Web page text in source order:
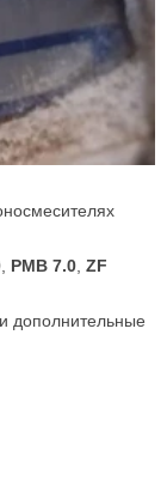
, PMB 7.0, ZF
дополнительные